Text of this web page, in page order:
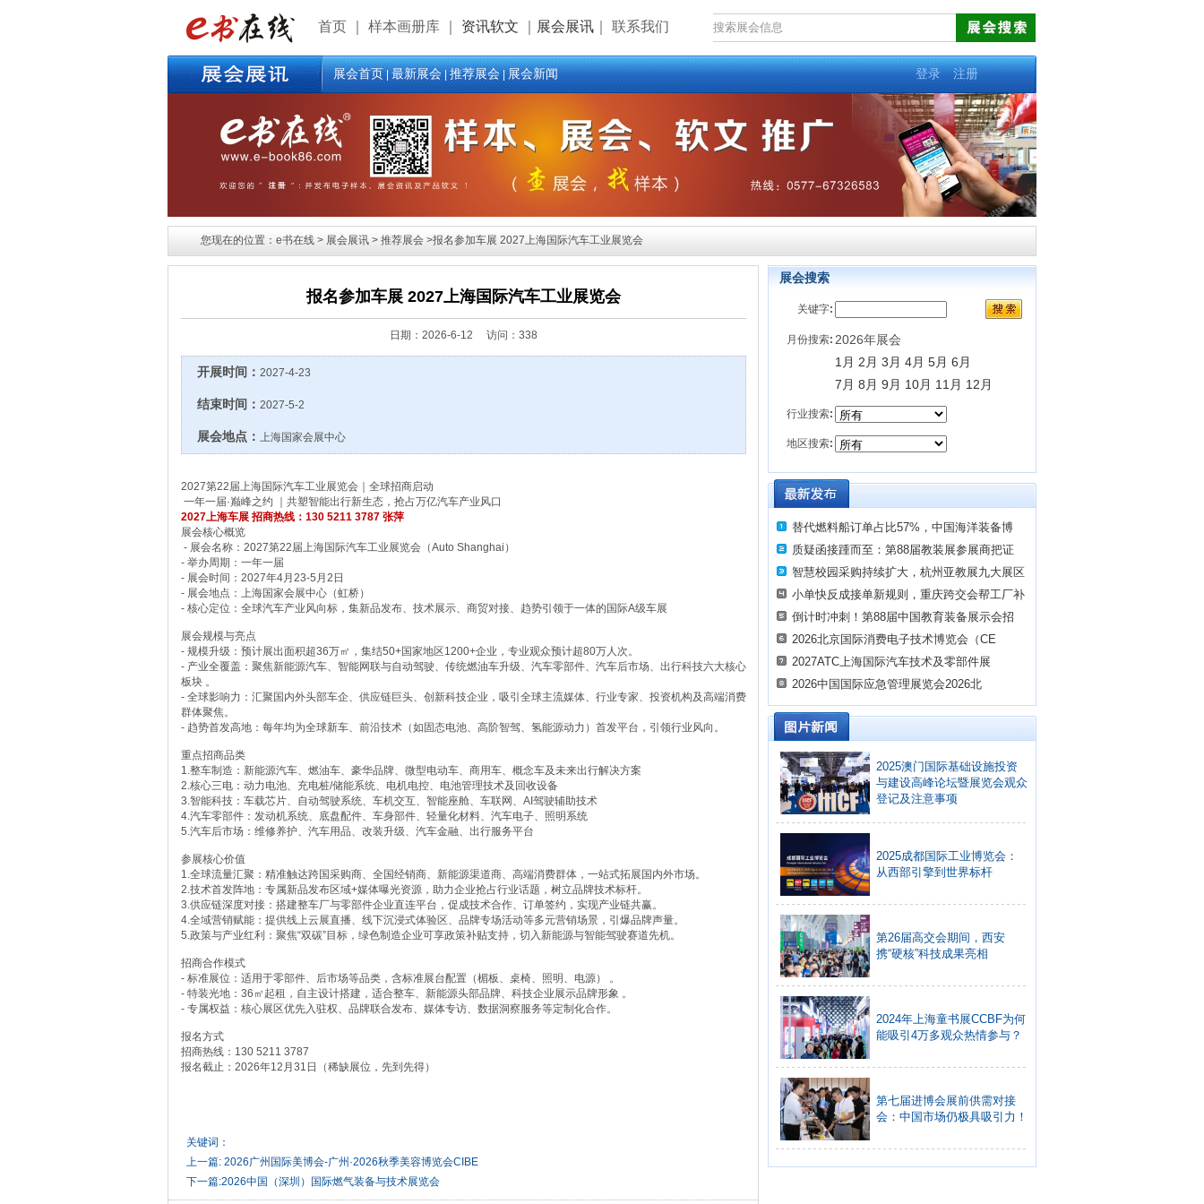
首页 样本画册库 资讯软文 展会展讯 联系我们
展会首页|最新展会|推荐展会|展会新闻 登录 注册
您现在的位置：e书在线 > 展会展讯 > 推荐展会 >报名参加车展 2027上海国际汽车工业展览会
报名参加车展 2027上海国际汽车工业展览会
日期： 2026-6-12 访问：338
开展时间： 2027-4-23
结束时间： 2027-5-2
展会地点： 上海国家会展中心
2027第22届上海国际汽车工业展览会｜全球招商启动
一年一届·巅峰之约 ｜共塑智能出行新生态，抢占万亿汽车产业风口
2027上海车展 招商热线：130 5211 3787 张萍
展会核心概览
- 展会名称：2027第22届上海国际汽车工业展览会（Auto Shanghai）
- 举办周期：一年一届
- 展会时间：2027年4月23-5月2日
- 展会地点：上海国家会展中心（虹桥）
- 核心定位：全球汽车产业风向标，集新品发布、技术展示、商贸对接、趋势引领于一体的国际A级车展
展会规模与亮点
- 规模升级：预计展出面积超36万㎡，集结50+国家地区1200+企业，专业观众预计超80万人次。
- 产业全覆盖：聚焦新能源汽车、智能网联与自动驾驶、传统燃油车升级、汽车零部件、汽车后市场、出行科技六大核心
板块 。
- 全球影响力：汇聚国内外头部车企、供应链巨头、创新科技企业，吸引全球主流媒体、行业专家、投资机构及高端消费
群体聚焦。
- 趋势首发高地：每年均为全球新车、前沿技术（如固态电池、高阶智驾、氢能源动力）首发平台，引领行业风向。
重点招商品类
1.整车制造：新能源汽车、燃油车、豪华品牌、微型电动车、商用车、概念车及未来出行解决方案
2.核心三电：动力电池、充电桩/储能系统、电机电控、电池管理技术及回收设备
3.智能科技：车载芯片、自动驾驶系统、车机交互、智能座舱、车联网、AI驾驶辅助技术
4.汽车零部件：发动机系统、底盘配件、车身部件、轻量化材料、汽车电子、照明系统
5.汽车后市场：维修养护、汽车用品、改装升级、汽车金融、出行服务平台
参展核心价值
1.全球流量汇聚：精准触达跨国采购商、全国经销商、新能源渠道商、高端消费群体，一站式拓展国内外市场。
2.技术首发阵地：专属新品发布区域+媒体曝光资源，助力企业抢占行业话题，树立品牌技术标杆。
3.供应链深度对接：搭建整车厂与零部件企业直连平台，促成技术合作、订单签约，实现产业链共赢。
4.全域营销赋能：提供线上云展直播、线下沉浸式体验区、品牌专场活动等多元营销场景，引爆品牌声量。
5.政策与产业红利：聚焦“双碳”目标，绿色制造企业可享政策补贴支持，切入新能源与智能驾驶赛道先机。
招商合作模式
- 标准展位：适用于零部件、后市场等品类，含标准展台配置（楣板、桌椅、照明、电源） 。
- 特装光地：36㎡起租，自主设计搭建，适合整车、新能源头部品牌、科技企业展示品牌形象 。
- 专属权益：核心展区优先入驻权、品牌联合发布、媒体专访、数据洞察服务等定制化合作。
报名方式
招商热线：130 5211 3787
报名截止：2026年12月31日（稀缺展位，先到先得）
关键词：
上一篇: 2026广州国际美博会-广州·2026秋季美容博览会CIBE
下一篇:2026中国（深圳）国际燃气装备与技术展览会
展会搜索
关键字:
月份搜索: 2026年展会
1月 2月 3月 4月 5月 6月
7月 8月 9月 10月 11月 12月
行业搜索:
地区搜索:
替代燃料船订单占比57%，中国海洋装备博
质疑函接踵而至：第88届教装展参展商把证
智慧校园采购持续扩大，杭州亚教展九大展区
小单快反成接单新规则，重庆跨交会帮工厂补
倒计时冲刺！第88届中国教育装备展示会招
2026北京国际消费电子技术博览会（CE
2027ATC上海国际汽车技术及零部件展
2026中国国际应急管理展览会2026北
2025澳门国际基础设施投资
与建设高峰论坛暨展览会观众
登记及注意事项
2025成都国际工业博览会：
从西部引擎到世界标杆
第26届高交会期间，西安
携“硬核”科技成果亮相
2024年上海童书展CCBF为何
能吸引4万多观众热情参与？
第七届进博会展前供需对接
会：中国市场仍极具吸引力！